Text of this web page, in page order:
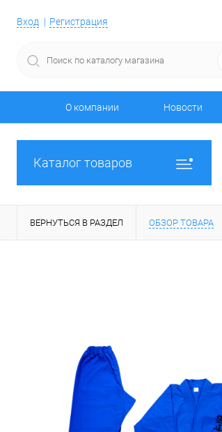
Вход Регистрация
О компании Новости
Каталог товаров
ВЕРНУТЬСЯ В РАЗДЕЛ ОБЗОР ТОВАРА